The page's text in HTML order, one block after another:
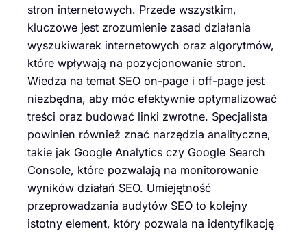
stron internetowych. Przede wszystkim,
kluczowe jest zrozumienie zasad działania
wyszukiwarek internetowych oraz algorytmów,
które wpływają na pozycjonowanie stron.
Wiedza na temat SEO on-page i off-page jest
niezbędna, aby móc efektywnie optymalizować
treści oraz budować linki zwrotne. Specjalista
powinien również znać narzędzia analityczne,
takie jak Google Analytics czy Google Search
Console, które pozwalają na monitorowanie
wyników działań SEO. Umiejętność
przeprowadzania audytów SEO to kolejny
istotny element, który pozwala na identyfikację